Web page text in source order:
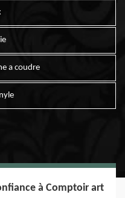
a coudre
à Comptoir art